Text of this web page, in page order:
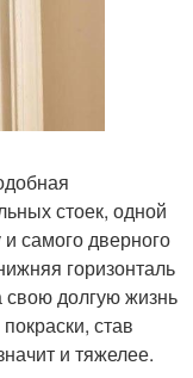
стоек, одной
самого дверного
горизонталь
свою долгую жизнь
став
и тяжелее.